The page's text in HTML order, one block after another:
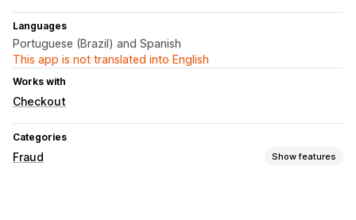
Languages
Portuguese (Brazil) and Spanish
This app is not translated into English
Works with
Checkout
Categories
Fraud Show features